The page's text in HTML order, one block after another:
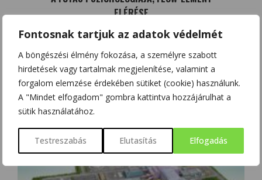
Fontosnak tartjuk az adatok védelmét
A böngészési élmény fokozása, a személyre szabott
hirdetések vagy tartalmak megjelenítése, valamint a
forgalom elemzése érdekében sütiket (cookie) használunk.
A "Mindet elfogadom" gombra kattintva hozzájárulhat a
sütik használatához.
Testreszabás Elutasítás Elfogadás
ELÉRÉSE
KAPCSOLÓDÓ BEJEGYZÉSEK